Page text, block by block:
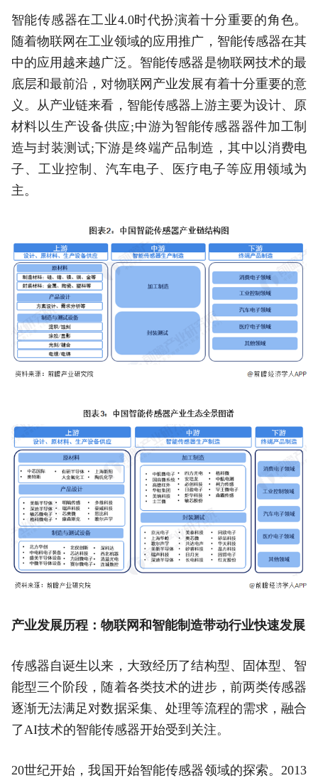
智能传感器在工业4.0时代扮演着十分重要的角色。
随着物联网在工业领域的应用推广，智能传感器在其
中的应用越来越广泛。智能传感器是物联网技术的最
底层和最前沿，对物联网产业发展有着十分重要的意
义。从产业链来看，智能传感器上游主要为设计、原
材料以生产设备供应;中游为智能传感器器件加工制
造与封装测试;下游是终端产品制造，其中以消费电
子、工业控制、汽车电子、医疗电子等应用领域为
主。
产业发展历程：物联网和智能制造带动行业快速发展
传感器自诞生以来，大致经历了结构型、固体型、智
能型三个阶段，随着各类技术的进步，前两类传感器
逐渐无法满足对数据采集、处理等流程的需求，融合
了AI技术的智能传感器开始受到关注。
20世纪开始，我国开始智能传感器领域的探索。2013